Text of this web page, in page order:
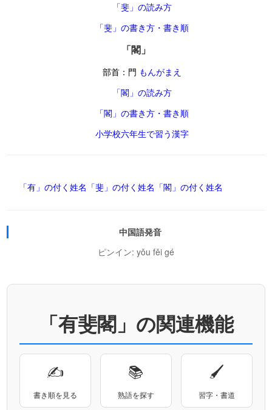
「斐」の読み方
「斐」の書き方・書き順
「閣」
部首：門 もんがまえ
「閣」の読み方
「閣」の書き方・書き順
小学校六年生で習う漢字
「有」の付く姓名 「斐」の付く姓名 「閣」の付く姓名
中国語発音
ピンイン: yǒu fěi gé
「有斐閣」の関連機能
✍
書き順を見る
📚
熟語を探す
🖌
習字・書道